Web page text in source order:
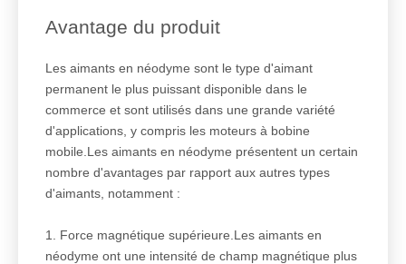
Avantage du produit
Les aimants en néodyme sont le type d'aimant
permanent le plus puissant disponible dans le
commerce et sont utilisés dans une grande variété
d'applications, y compris les moteurs à bobine
mobile.Les aimants en néodyme présentent un certain
nombre d'avantages par rapport aux autres types
d'aimants, notamment :
1. Force magnétique supérieure.Les aimants en
néodyme ont une intensité de champ magnétique plus